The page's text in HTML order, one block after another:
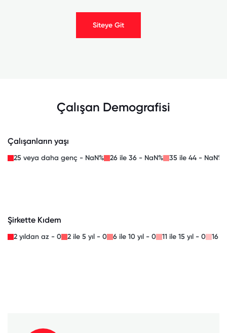
Siteye Git
Çalışan Demografisi
Çalışanların yaşı
25 veya daha genç - NaN% 26 ile 36 - NaN% 35 ile 44 - NaN%
Şirkette Kıdem
2 yıldan az - 0 2 ile 5 yıl - 0 6 ile 10 yıl - 0 11 ile 15 yıl - 0 16